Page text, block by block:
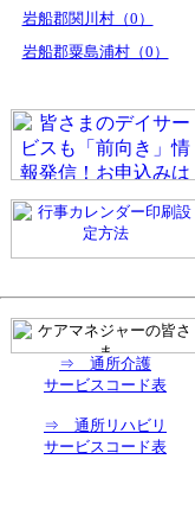
岩船郡関川村（0）
岩船郡粟島浦村（0）
⇒ 通所介護
サービスコード表
⇒ 通所リハビリ
サービスコード表